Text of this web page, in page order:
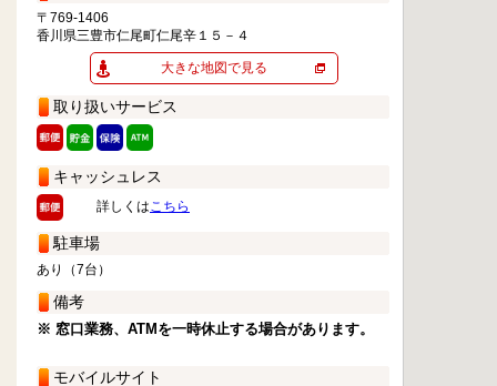
〒769-1406
香川県三豊市仁尾町仁尾辛１５－４
大きな地図で見る
取り扱いサービス
キャッシュレス
詳しくはこちら
駐車場
あり（7台）
備考
※ 窓口業務、ATMを一時休止する場合があります。
モバイルサイト